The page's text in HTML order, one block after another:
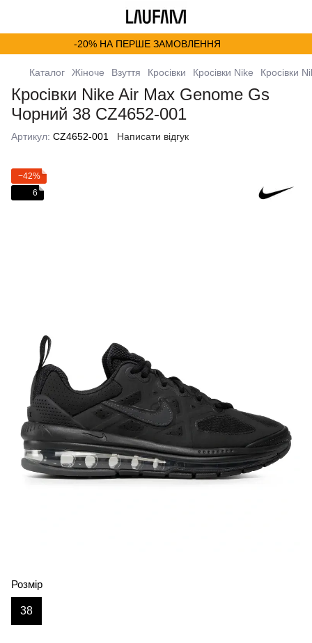
-20% НА ПЕРШЕ ЗАМОВЛЕННЯ
Каталог Жіноче Взуття Кросівки Кросівки Nike Кросівки
Кросівки Nike Air Max Genome Gs
Чорний 38 CZ4652-001
Артикул: CZ4652-001 Написати відгук
−42%
6
Розмір
38